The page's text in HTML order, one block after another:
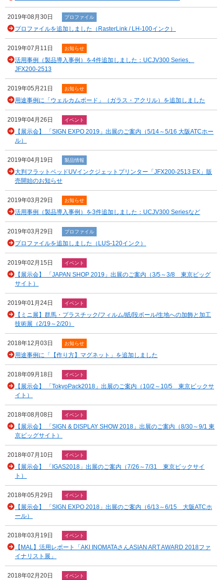
2019年08月30日 プロファイル
プロファイルを追加しました（RasterLink / LH-100インク）
2019年07月11日 お知らせ
活用事例（製品導入事例）を4件追加しました：UCJV300 Series、
JFX200-2513
2019年05月21日 お知らせ
用途事例に「ウェルカムボード」（ガラス・アクリル）を追加しました
2019年04月26日 イベント
【展示会】 「SIGN EXPO 2019」出展のご案内（5/14～5/16 大阪ATCホー
ル）
2019年04月19日 製品情報
大判フラットベッドUVインクジェットプリンター「JFX200-2513 EX」販
売開始のお知らせ
2019年03月29日 お知らせ
活用事例（製品導入事例）を3件追加しました：UCJV300 Seriesなど
2019年03月29日 プロファイル
プロファイルを追加しました（LUS-120インク）
2019年02月15日 イベント
【展示会】 「JAPAN SHOP 2019」出展のご案内（3/5～3/8 東京ビッグ
サイト）
2019年01月24日 イベント
【ミニ展】群馬・プラスチック/フィルム/紙/段ボール/生地への加飾と加工
技術展（2/19～2/20）
2018年12月03日 お知らせ
用途事例に「【作り方】マグネット」を追加しました
2018年09月18日 イベント
【展示会】 「TokyoPack2018」出展のご案内（10/2～10/5 東京ビックサ
イト）
2018年08月08日 イベント
【展示会】 「SIGN & DISPLAY SHOW 2018」出展のご案内（8/30～9/1 東
京ビッグサイト）
2018年07月10日 イベント
【展示会】 「IGAS2018」出展のご案内（7/26～7/31 東京ビックサイ
ト）
2018年05月29日 イベント
【展示会】 「SIGN EXPO 2018」出展のご案内（6/13～6/15 大阪ATCホ
ール）
2018年03月19日 イベント
【MAL】活用レポート「AKI INOMATAさんASIAN ART AWARD 2018ファ
イナリスト展」
2018年02月20日 イベント